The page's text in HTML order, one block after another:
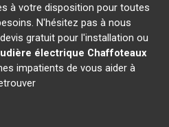
à votre disposition pour toutes
N'hésitez pas à nous
gratuit pour l'installation ou
électrique Chaffoteaux
impatients de vous aider à